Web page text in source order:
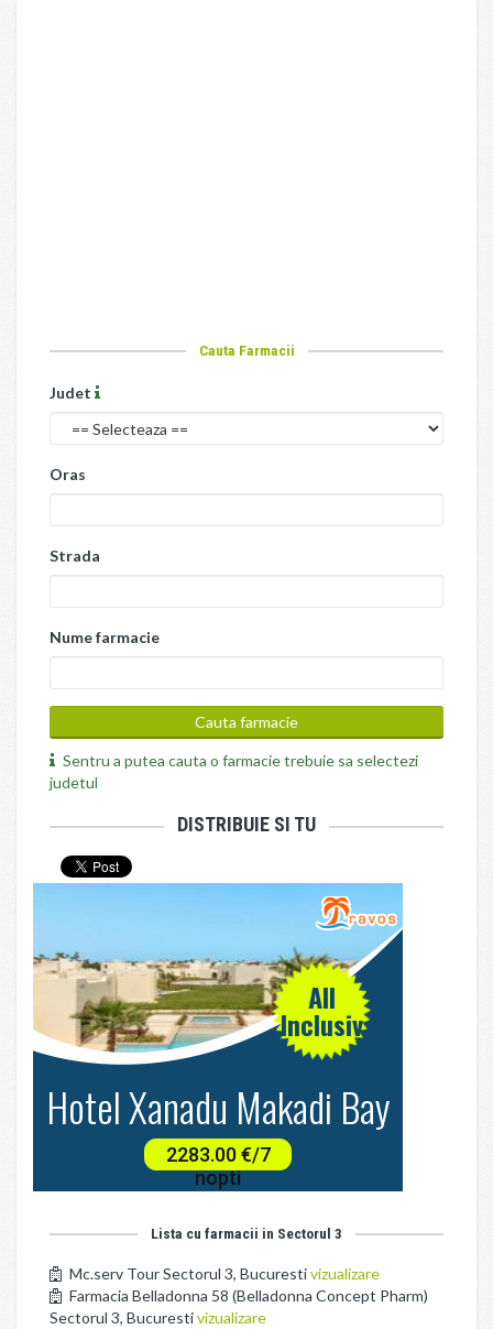
Cauta Farmacii
Judet
Oras
Strada
Nume farmacie
Sentru a putea cauta o farmacie trebuie sa selectezi
judetul
DISTRIBUIE SI TU
Lista cu farmacii in Sectorul 3
Mc.serv Tour Sectorul 3, Bucurestivizualizare
Farmacia Belladonna 58 (Belladonna Concept Pharm)
Sectorul 3, Bucurestivizualizare